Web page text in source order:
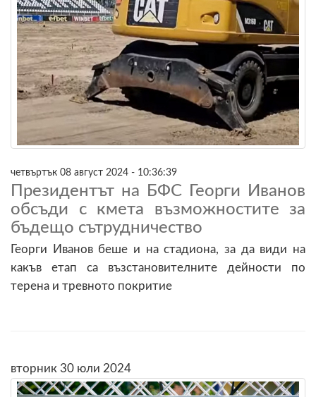
четвъртък 08 август 2024 - 10:36:39
Президентът на БФС Георги Иванов
обсъди с кмета възможностите за
бъдещо сътрудничество
Георги Иванов беше и на стадиона, за да види на
какъв етап са възстановителните дейности по
терена и тревното покритие
вторник 30 юли 2024